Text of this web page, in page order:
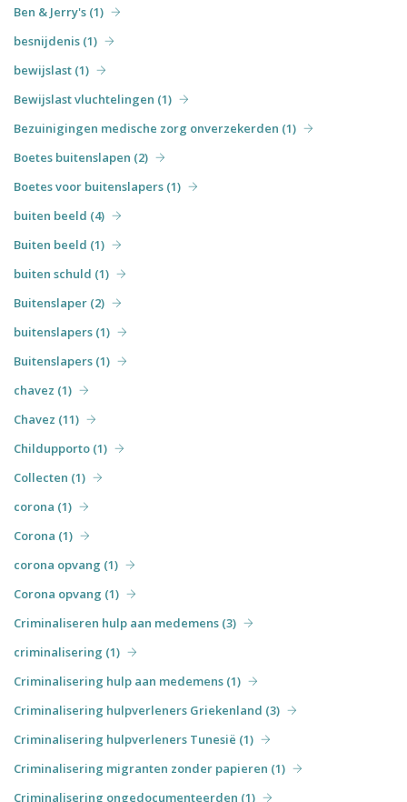
Ben & Jerry's (1)
besnijdenis (1)
bewijslast (1)
Bewijslast vluchtelingen (1)
Bezuinigingen medische zorg onverzekerden (1)
Boetes buitenslapen (2)
Boetes voor buitenslapers (1)
buiten beeld (4)
Buiten beeld (1)
buiten schuld (1)
Buitenslaper (2)
buitenslapers (1)
Buitenslapers (1)
chavez (1)
Chavez (11)
Childupporto (1)
Collecten (1)
corona (1)
Corona (1)
corona opvang (1)
Corona opvang (1)
Criminaliseren hulp aan medemens (3)
criminalisering (1)
Criminalisering hulp aan medemens (1)
Criminalisering hulpverleners Griekenland (3)
Criminalisering hulpverleners Tunesië (1)
Criminalisering migranten zonder papieren (1)
Criminalisering ongedocumenteerden (1)